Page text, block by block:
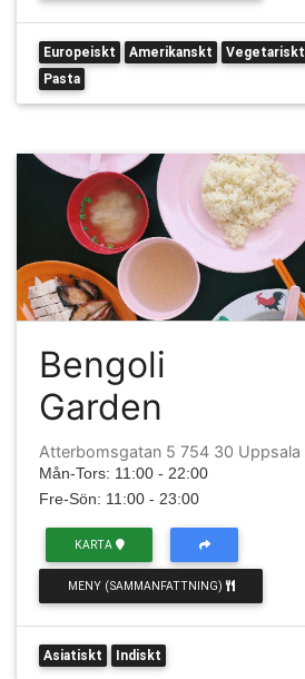
Europeiskt Amerikanskt
Vegetariskt
Pasta
Bengoli
Garden
Atterbomsgatan 5 754 30 Uppsala
Mån-Tors: 11:00 - 22:00
Fre-Sön: 11:00 - 23:00
KARTA
MENY (SAMMANFATTNING)
Asiatiskt Indiskt